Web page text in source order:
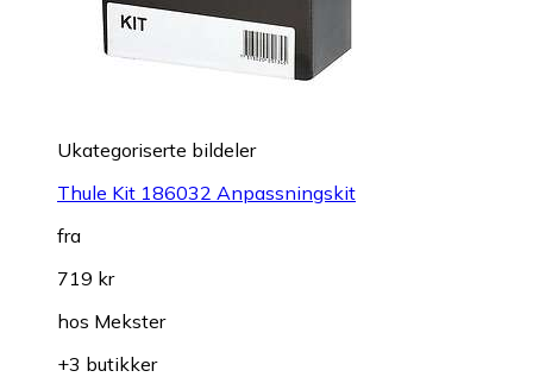
Ukategoriserte bildeler
Thule Kit 186032 Anpassningskit
fra
719 kr
hos Mekster
+3 butikker